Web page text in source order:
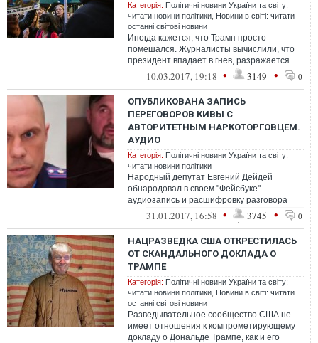
Категорія: Політичні новини України та світу:
читати новини політики Новини в світі: читати
останні світові новини
Иногда кажется, что Трамп просто
помешался. Журналисты вычислили, что
президент впадает в гнев, разражается
тирадами и сыплет угрозами в адрес
10.03.2017, 19:18 • 3149 • 0
ОПУБЛИКОВАНА ЗАПИСЬ
ПЕРЕГОВОРОВ КИВЫ С
АВТОРИТЕТНЫМ НАРКОТОРГОВЦЕМ.
АУДИО
Категорія: Політичні новини України та світу:
читати новини політики
Народный депутат Евгений Дейдей
обнародовал в своем "Фейсбуке"
аудиозапись и расшифровку разговора
якобы Ильи Кивы, когда он занимал
должность руковод...
31.01.2017, 16:58 • 3745 • 0
НАЦРАЗВЕДКА США ОТКРЕСТИЛАСЬ
ОТ СКАНДАЛЬНОГО ДОКЛАДА О
ТРАМПЕ
Категорія: Політичні новини України та світу:
читати новини політики Новини в світі: читати
останні світові новини
Разведывательное сообщество США не
имеет отношения к компрометирующему
докладу о Дональде Трампе, как и его